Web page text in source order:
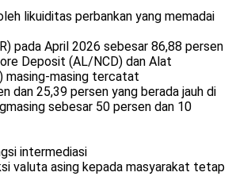
likuiditas perbankan yang memadai
pada April 2026 sebesar 86,88 persen
Deposit (AL/NCD) dan Alat
masing-masing tercatat
dan 25,39 persen yang berada jauh di
sebesar 50 persen dan 10
intermediasi
valuta asing kepada masyarakat tetap